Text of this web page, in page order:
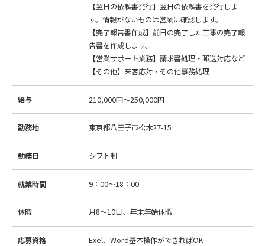
【翌日の依頼書発行】翌日の依頼書を発行しま
す。情報がないものは営業に確認します。
【完了報告書作成】前日の完了した工事の完了報
告書を作成します。
【営業サポート業務】請求書処理・郵送対応など
【その他】来客応対・その他事務処理
給与 210,000円～250,000円
勤務地 東京都八王子市松木27-15
勤務日 シフト制
就業時間 9：00～18：00
休暇 月8～10日、年末年始休暇
応募資格 Exel、Word基本操作ができればOK